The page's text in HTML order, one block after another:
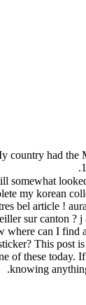
country had the
.
somewhat
my korean
bel article !
sur canton ? j
where can I find
This post is
of these today.
knowing